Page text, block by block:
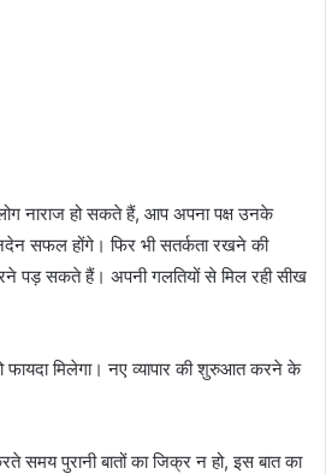
नाराज हो सकते हैं, आप अपना पक्ष उनके
सफल होंगे। फिर भी सतर्कता रखने की
पड़ सकते हैं। अपनी गलतियों से मिल रही सीख
फायदा मिलेगा। नए व्यापार की शुरुआत करने के
समय पुरानी बातों का जिक्र न हो, इस बात का